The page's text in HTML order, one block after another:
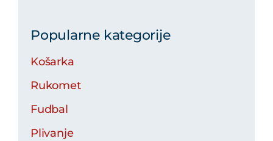
Popularne kategorije
Košarka
Rukomet
Fudbal
Plivanje